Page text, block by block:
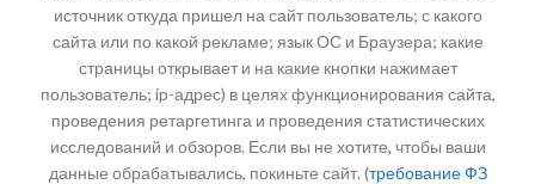
Письмо директору
источник откуда пришел на сайт пользователь; с какого
сайта или по какой рекламе; язык ОС и Браузера; какие
страницы открывает и на какие кнопки нажимает
пользователь; ip-адрес) в целях функционирования сайта,
проведения ретаргетинга и проведения статистических
исследований и обзоров. Если вы не хотите, чтобы ваши
данные обрабатывались, покиньте сайт. (требование ФЗ